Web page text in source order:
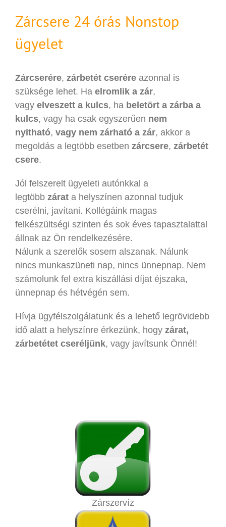
Zárcsere 24 órás Nonstop
ügyelet
Zárcserére, zárbetét cserére azonnal is
szüksége lehet. Ha elromlik a zár,
vagy elveszett a kulcs, ha beletört a zárba a
kulcs, vagy ha csak egyszerűen nem
nyitható, vagy nem zárható a zár, akkor a
megoldás a legtöbb esetben zárcsere, zárbetét
csere.
Jól felszerelt ügyeleti autónkkal a
legtöbb zárat a helyszínen azonnal tudjuk
cserélni, javítani. Kollégáink magas
felkészültségi szinten és sok éves tapasztalattal
állnak az Ön rendelkezésére.
Nálunk a szerelők sosem alszanak. Nálunk
nincs munkaszüneti nap, nincs ünnepnap. Nem
számolunk fel extra kiszállási díjat éjszaka,
ünnepnap és hétvégén sem.
Hívja ügyfélszolgálatunk és a lehető legrövidebb
idő alatt a helyszínre érkezünk, hogy zárat,
zárbetétet cseréljünk, vagy javítsunk Önnél!
Zárszervíz